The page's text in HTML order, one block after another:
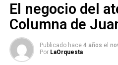
El negocio del
Columna de
Publicado hace 4 años el
Por LaOrquesta